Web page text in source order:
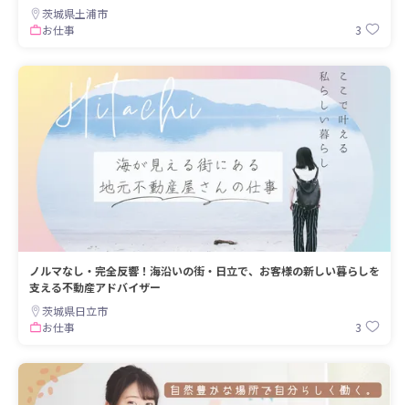
茨城県土浦市
お仕事
3
ノルマなし・完全反響！海沿いの街・日立で、お客様の新しい暮らしを
支える不動産アドバイザー
茨城県日立市
お仕事
3